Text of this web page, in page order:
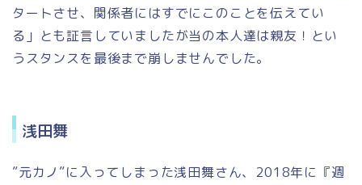
タートさせ、関係者にはすでにこのことを伝えてい
る」とも証言していましたが当の本人達は親友！とい
うスタンスを最後まで崩しませんでした。
浅田舞
”元カノ”に入ってしまった浅田舞さん、2018年に『週